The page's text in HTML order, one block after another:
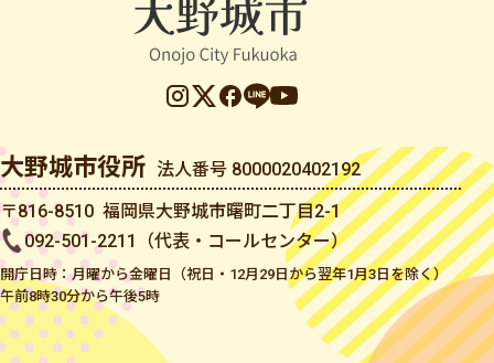
大野城市役所 法人番号 8000020402192
〒816-8510 福岡県大野城市曙町二丁目2-1
092-501-2211（代表・コールセンター）
開庁日時：月曜から金曜日（祝日・12月29日から翌年1月3日を除く）
午前8時30分から午後5時